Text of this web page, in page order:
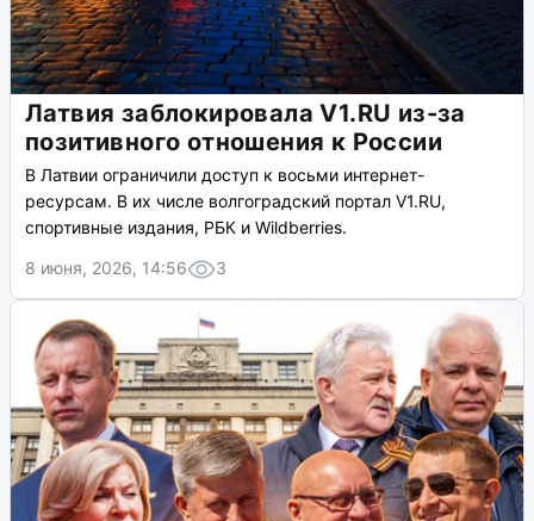
Латвия заблокировала V1.RU из-за
позитивного отношения к России
В Латвии ограничили доступ к восьми интернет-
ресурсам. В их числе волгоградский портал V1.RU,
спортивные издания, РБК и Wildberries.
8 июня, 2026, 14:56
3